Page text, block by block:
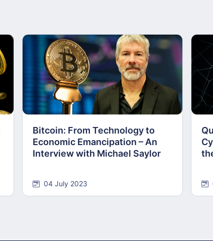
Bitcoin: From Technology to
Economic Emancipation – An
Interview with Michael Saylor
04 July 2023